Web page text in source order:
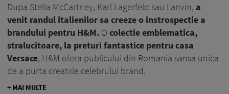
Dupa Stella McCartney, Karl Lagerfeld sau Lanvin, a
venit randul italienilor sa creeze o instrospectie a
brandului pentru H&M. O colectie emblematica,
stralucitoare, la preturi fantastice pentru casa
Versace, H&M ofera publicului din Romania sansa unica
de a purta creatiile celebrului brand.
+ MAI MULTE